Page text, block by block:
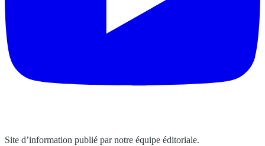
Site d’information publié par notre équipe éditoriale.